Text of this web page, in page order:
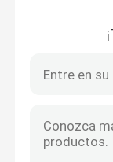
Accesorios